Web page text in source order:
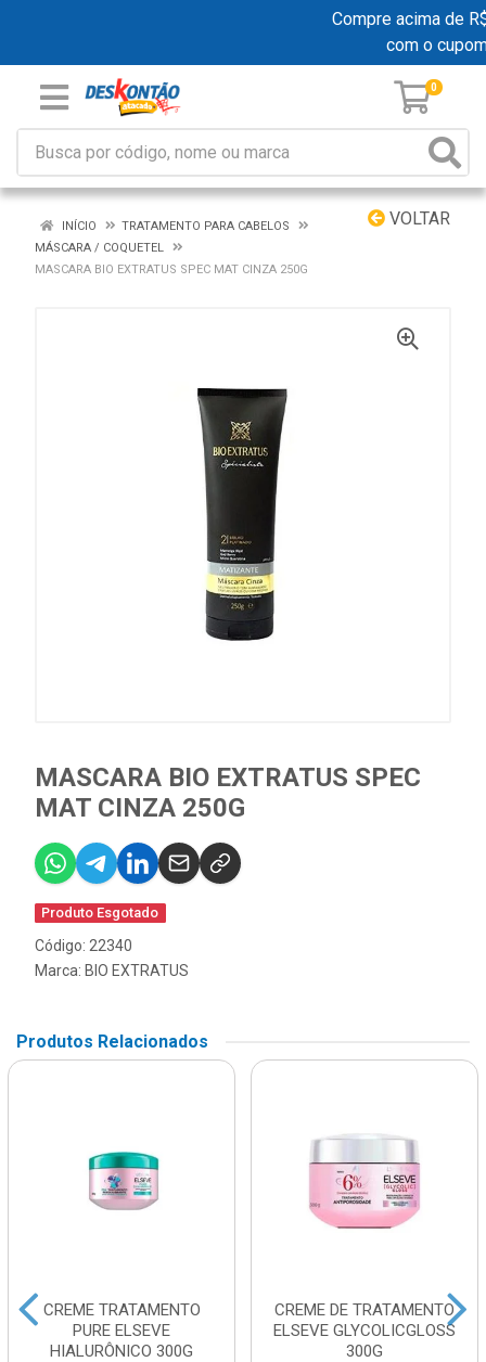
Compre acima de
com o
0
VOLTAR
INÍCIO
TRATAMENTO PARA CABELOS
MÁSCARA / COQUETEL
MASCARA BIO EXTRATUS SPEC MAT CINZA 250G
MASCARA BIO EXTRATUS SPEC
MAT CINZA 250G
Produto Esgotado
Código: 22340
Marca: BIO EXTRATUS
Produtos Relacionados
CREME TRATAMENTO
PURE ELSEVE
HIALURÔNICO 300G
CREME DE TRATAMENTO
ELSEVE GLYCOLICGLOSS
300G